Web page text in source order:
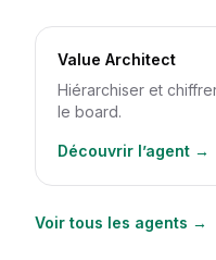
Value Architect
Hiérarchiser et
le board.
Découvrir l’agent →
Voir tous les agents →